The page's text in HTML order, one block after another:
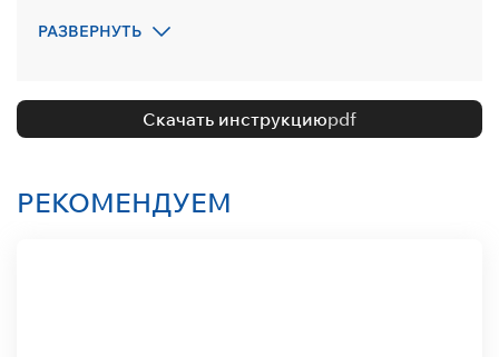
Переход на
РАЗВЕРНУТЬ
Скачать инструкциюpdf
РЕКОМЕНДУЕМ